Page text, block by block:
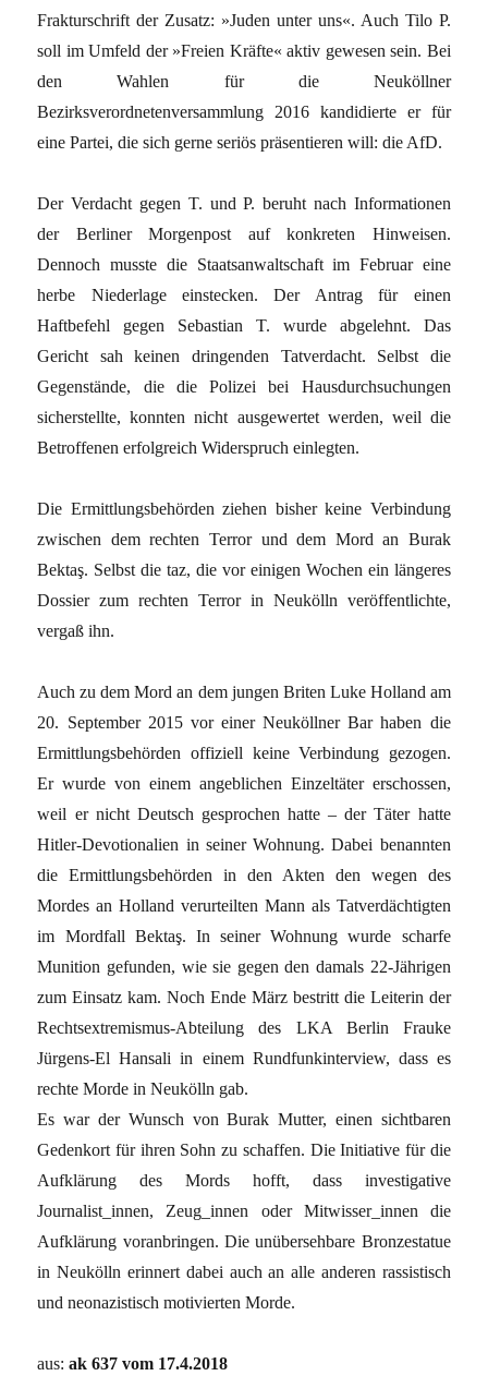
Frakturschrift der Zusatz: »Juden unter uns«. Auch Tilo P.
soll im Umfeld der »Freien Kräfte« aktiv gewesen sein. Bei
den Wahlen für die Neuköllner
Bezirksverordnetenversammlung 2016 kandidierte er für
eine Partei, die sich gerne seriös präsentieren will: die AfD.
Der Verdacht gegen T. und P. beruht nach Informationen
der Berliner Morgenpost auf konkreten Hinweisen.
Dennoch musste die Staatsanwaltschaft im Februar eine
herbe Niederlage einstecken. Der Antrag für einen
Haftbefehl gegen Sebastian T. wurde abgelehnt. Das
Gericht sah keinen dringenden Tatverdacht. Selbst die
Gegenstände, die die Polizei bei Hausdurchsuchungen
sicherstellte, konnten nicht ausgewertet werden, weil die
Betroffenen erfolgreich Widerspruch einlegten.
Die Ermittlungsbehörden ziehen bisher keine Verbindung
zwischen dem rechten Terror und dem Mord an Burak
Bektaş. Selbst die taz, die vor einigen Wochen ein längeres
Dossier zum rechten Terror in Neukölln veröffentlichte,
vergaß ihn.
Auch zu dem Mord an dem jungen Briten Luke Holland am
20. September 2015 vor einer Neuköllner Bar haben die
Ermittlungsbehörden offiziell keine Verbindung gezogen.
Er wurde von einem angeblichen Einzeltäter erschossen,
weil er nicht Deutsch gesprochen hatte – der Täter hatte
Hitler-Devotionalien in seiner Wohnung. Dabei benannten
die Ermittlungsbehörden in den Akten den wegen des
Mordes an Holland verurteilten Mann als Tatverdächtigten
im Mordfall Bektaş. In seiner Wohnung wurde scharfe
Munition gefunden, wie sie gegen den damals 22-Jährigen
zum Einsatz kam. Noch Ende März bestritt die Leiterin der
Rechtsextremismus-Abteilung des LKA Berlin Frauke
Jürgens-El Hansali in einem Rundfunkinterview, dass es
rechte Morde in Neukölln gab.
Es war der Wunsch von Burak Mutter, einen sichtbaren
Gedenkort für ihren Sohn zu schaffen. Die Initiative für die
Aufklärung des Mords hofft, dass investigative
Journalist_innen, Zeug_innen oder Mitwisser_innen die
Aufklärung voranbringen. Die unübersehbare Bronzestatue
in Neukölln erinnert dabei auch an alle anderen rassistisch
und neonazistisch motivierten Morde.
aus:ak 637 vom 17.4.2018